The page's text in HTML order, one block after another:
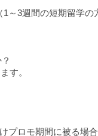
3週間の短期留学の
す。
プロモ期間に被る場